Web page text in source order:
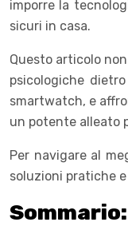
imporre la
sicuri in casa.
Questo articolo
psicologiche
smartwatch, e
un potente alleato
Per navigare al
soluzioni pratiche